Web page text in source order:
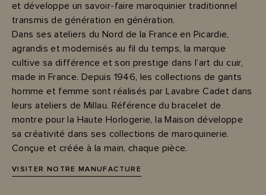
et développe un savoir-faire maroquinier traditionnel
transmis de génération en génération.
Dans ses ateliers du Nord de la France en Picardie,
agrandis et modernisés au fil du temps, la marque
cultive sa différence et son prestige dans l’art du cuir,
made in France. Depuis 1946, les collections de gants
homme et femme sont réalisés par Lavabre Cadet dans
leurs ateliers de Millau. Référence du bracelet de
montre pour la Haute Horlogerie, la Maison développe
sa créativité dans ses collections de maroquinerie.
Conçue et créée à la main, chaque pièce.
VISITER NOTRE MANUFACTURE